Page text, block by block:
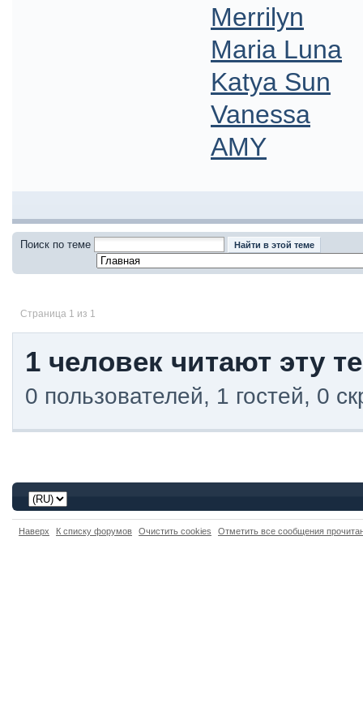
Merrilyn
Maria Luna
Katya Sun
Vanessa
AMY
Поиск по теме
Страница 1 из 1
1 человек читают эту
0 пользователей, 1 гостей, 0
Наверх К списку форумов Очистить cookies Отметить все сообщения